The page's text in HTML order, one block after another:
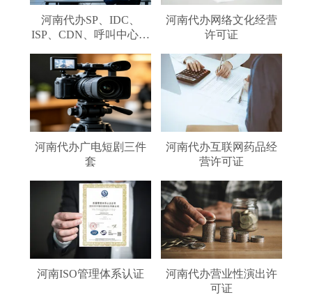
河南代办SP、IDC、
ISP、CDN、呼叫中心、
河南代办网络文化经营
许可证
河南代办广电短剧三件
套
河南代办互联网药品经
营许可证
河南ISO管理体系认证
河南代办营业性演出许
可证